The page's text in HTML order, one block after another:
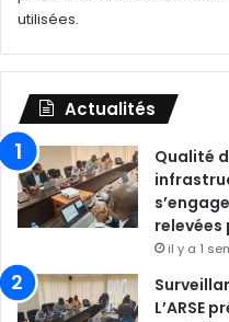
utilisées.
Actualités
Qualité
relevées
il y a 1
L’ARSE